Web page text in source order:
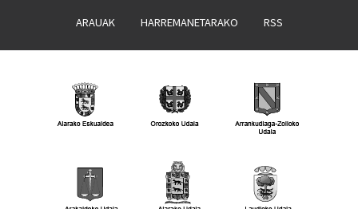
ARAUAK HARREMANETARAKO RSS